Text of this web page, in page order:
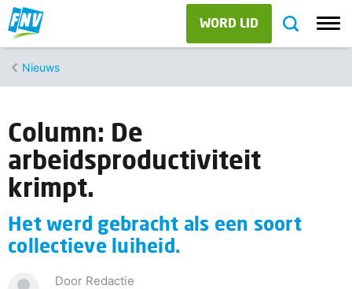
WORD LID
Nieuws
Column: De
arbeidsproductiviteit
krimpt.
Het werd gebracht als een soort
collectieve luiheid.
Door Redactie